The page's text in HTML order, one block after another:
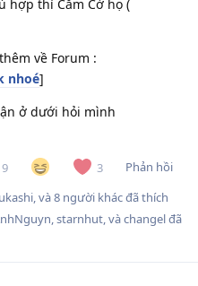
hợp thì Cắm Cờ họ (
về Forum :
nhoé]
ở dưới hỏi mình
9 3
Phản hồi
, và8 người khácđã thích
,starnhut, vàchangelđã